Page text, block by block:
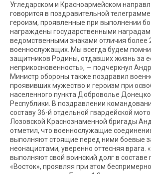
Угледарском и Красноармейском
говорится в поздравительной
героизм, проявленные при выполнении
награждены государственными
ведомственными знаками отличия более
военнослужащих. Мы всегда будем
защитников Родины, отдавших жизнь за
неприкосновенность», — подчеркнул
Министр обороны также поздравил
проявивших мужество и героизм при
населенного пункта Доброволье
Республики. В поздравлении
составу 36-й отдельной гвардейской
Лозовской Краснознаменной бригады
отметил, что военнослужащие
выполняют стоящие перед ними боевые
неонацистами, уверенно оттесняя
выполняют свой воинский долг в составе
«Восток», проявляя при этом